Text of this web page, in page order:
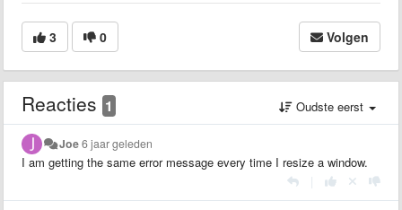
3 0 Volgen
Reacties 1 Oudste eerst
Joe6 jaar geleden
I am getting the same error message every time I resize a window.